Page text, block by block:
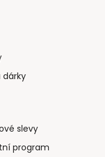
dárky
slevy
program